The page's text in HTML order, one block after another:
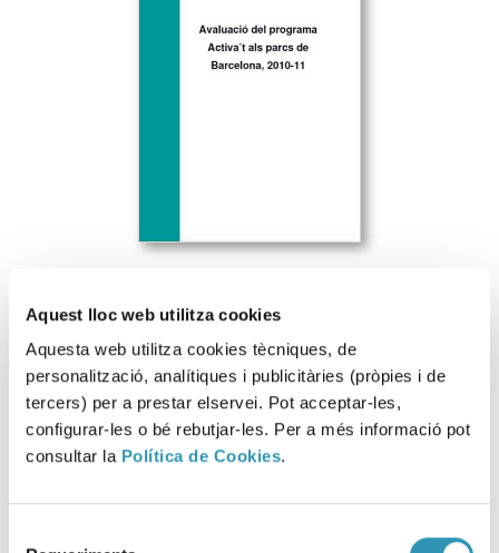
Aquest lloc web utilitza cookies
Aquesta web utilitza cookies tècniques, de
personalització, analítiques i publicitàries (pròpies i de
tercers) per a prestar elservei. Pot acceptar-les,
configurar-les o bé rebutjar-les. Per a més informació pot
consultar la Política de Cookies.
Descarregar fitxer
ETAPES DE LA VIDA
PERSONES GRANS